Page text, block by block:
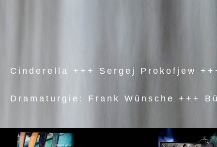
Cinderella +++ Sergej Prokofjew
Dramaturgie: Frank Wünsche +++